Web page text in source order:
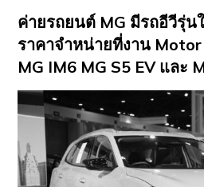
ค่ายรถยนต์ MG มีรถอีวีรุ่น
ราคาจำหน่ายที่งาน
MG IM6 MG S5 EV และ